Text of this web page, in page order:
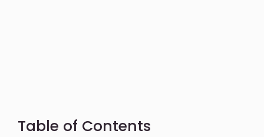
Table of Contents